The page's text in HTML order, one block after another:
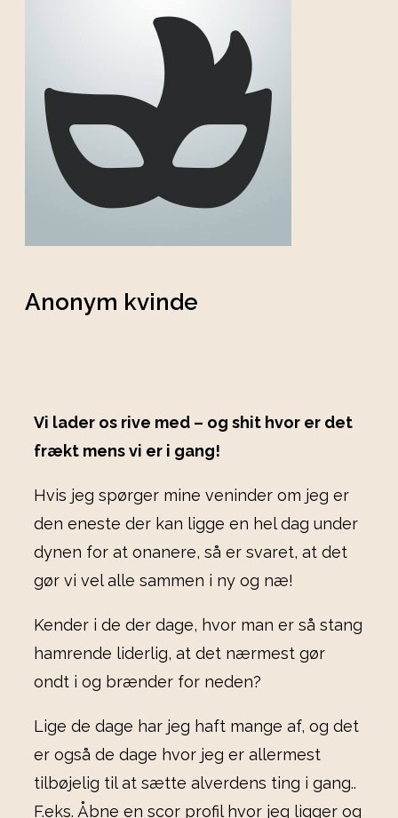
Anonym kvinde
Vi lader os rive med – og shit hvor er det
frækt mens vi er i gang!
Hvis jeg spørger mine veninder om jeg er
den eneste der kan ligge en hel dag under
dynen for at onanere, så er svaret, at det
gør vi vel alle sammen i ny og næ!
Kender i de der dage, hvor man er så stang
hamrende liderlig, at det nærmest gør
ondt i og brænder for neden?
Lige de dage har jeg haft mange af, og det
er også de dage hvor jeg er allermest
tilbøjelig til at sætte alverdens ting i gang..
F.eks. Åbne en scor profil hvor jeg ligger og